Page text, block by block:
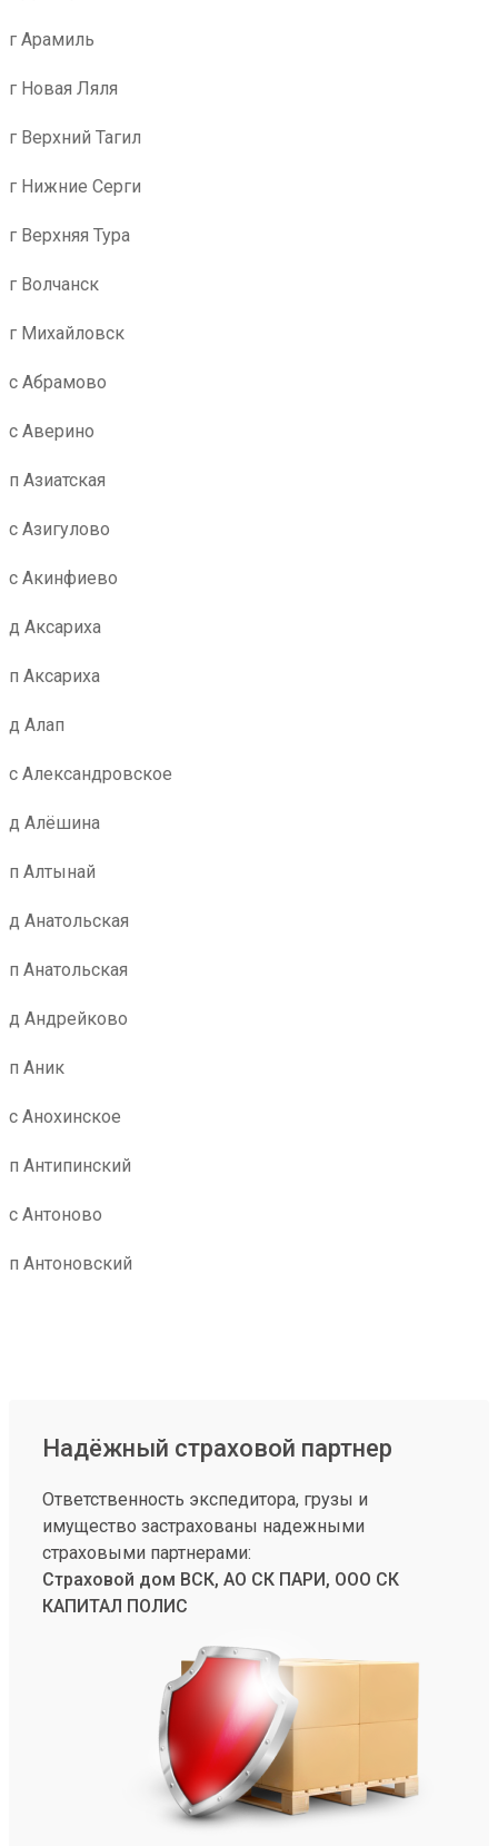
г Арамиль
г Новая Ляля
г Верхний Тагил
г Нижние Серги
г Верхняя Тура
г Волчанск
г Михайловск
с Абрамово
с Аверино
п Азиатская
с Азигулово
с Акинфиево
д Аксариха
п Аксариха
д Алап
с Александровское
д Алёшина
п Алтынай
д Анатольская
п Анатольская
д Андрейково
п Аник
с Анохинское
п Антипинский
с Антоново
п Антоновский
Надёжный страховой партнер
Ответственность экспедитора, грузы и
имущество застрахованы надежными
страховыми партнерами:
Страховой дом ВСК, АО СК ПАРИ, ООО СК
КАПИТАЛ ПОЛИС